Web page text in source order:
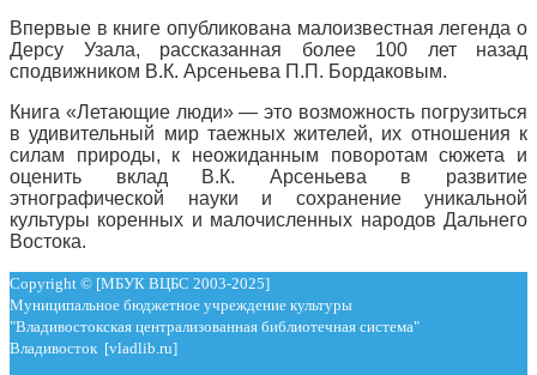
Впервые в книге опубликована малоизвестная легенда о
Дерсу Узала, рассказанная более 100 лет назад
сподвижником В.К. Арсеньева П.П. Бордаковым.
Книга «Летающие люди» — это возможность погрузиться
в удивительный мир таежных жителей, их отношения к
силам природы, к неожиданным поворотам сюжета и
оценить вклад В.К. Арсеньева в развитие
этнографической науки и сохранение уникальной
культуры коренных и малочисленных народов Дальнего
Востока.
Copyright © [МБУК ВЦБС 2003-2025]
Муниципальное бюджетное учреждение культуры
"Владивостокская централизованная библиотечная система"
Владивосток [vladlib.ru]